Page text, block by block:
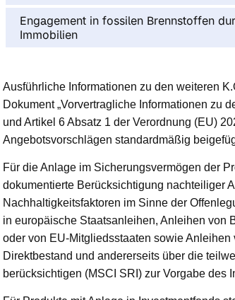
Engagement in fossilen Brennstoffen
Immobilien
Ausführliche Informationen zu den weiteren
Dokument „Vorvertragliche Informationen zu
und Artikel 6 Absatz 1 der Verordnung (EU)
Angebotsvorschlägen standardmäßig
Für die Anlage im Sicherungsvermögen der
dokumentierte Berücksichtigung nachteiliger
Nachhaltigkeitsfaktoren im Sinne der
in europäische Staatsanleihen, Anleihen von
oder von EU-Mitgliedsstaaten sowie
Direktbestand und andererseits über die
berücksichtigen (MSCI SRI) zur Vorgabe des